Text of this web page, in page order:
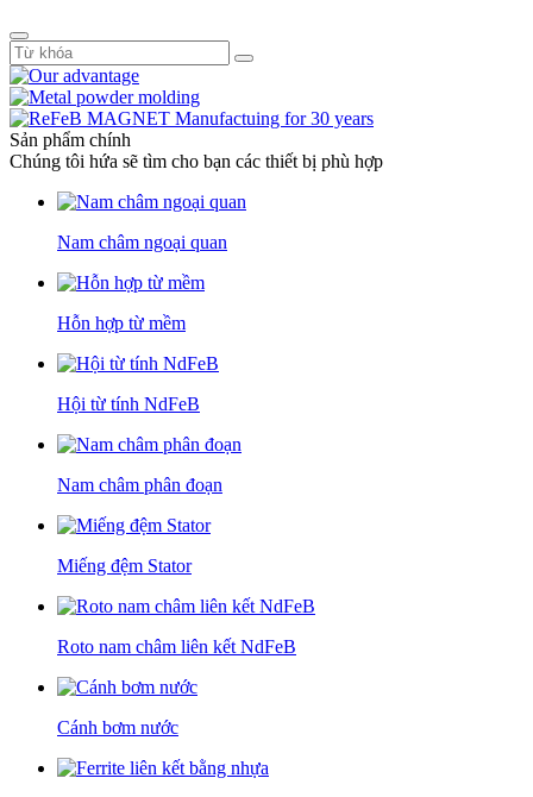
Sản phẩm chính
Chúng tôi hứa sẽ tìm cho bạn các thiết bị phù hợp
Nam châm ngoại quan
Hỗn hợp từ mềm
Hội từ tính NdFeB
Nam châm phân đoạn
Miếng đệm Stator
Roto nam châm liên kết NdFeB
Cánh bơm nước